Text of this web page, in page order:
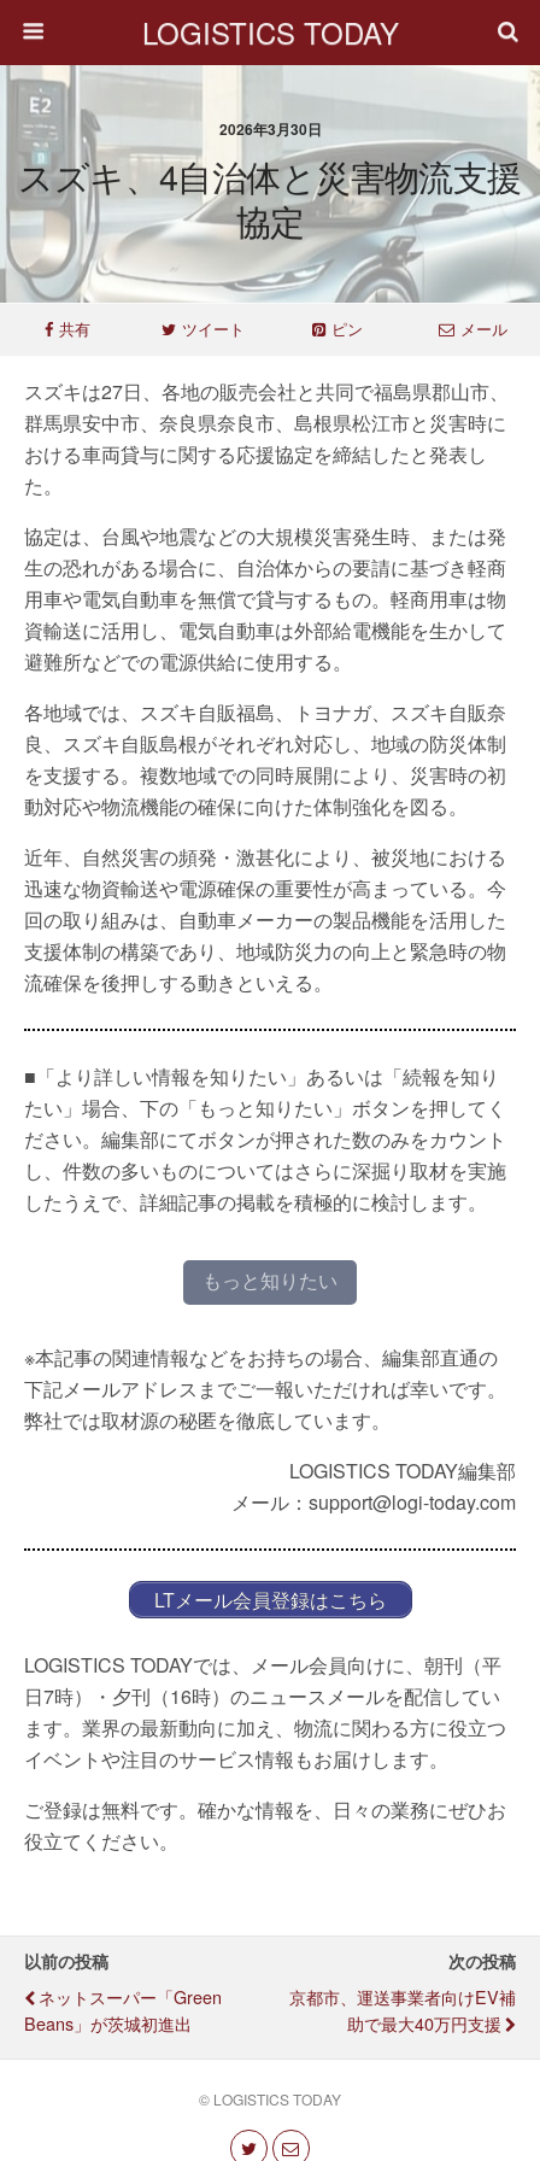
LOGISTICS TODAY
2026年3月30日
スズキ、4自治体と災害物流支援
協定
共有 ツイート ピン メール
スズキは27日、各地の販売会社と共同で福島県郡山市、
群馬県安中市、奈良県奈良市、島根県松江市と災害時に
おける車両貸与に関する応援協定を締結したと発表し
た。
協定は、台風や地震などの大規模災害発生時、または発
生の恐れがある場合に、自治体からの要請に基づき軽商
用車や電気自動車を無償で貸与するもの。軽商用車は物
資輸送に活用し、電気自動車は外部給電機能を生かして
避難所などでの電源供給に使用する。
各地域では、スズキ自販福島、トヨナガ、スズキ自販奈
良、スズキ自販島根がそれぞれ対応し、地域の防災体制
を支援する。複数地域での同時展開により、災害時の初
動対応や物流機能の確保に向けた体制強化を図る。
近年、自然災害の頻発・激甚化により、被災地における
迅速な物資輸送や電源確保の重要性が高まっている。今
回の取り組みは、自動車メーカーの製品機能を活用した
支援体制の構築であり、地域防災力の向上と緊急時の物
流確保を後押しする動きといえる。
■「より詳しい情報を知りたい」あるいは「続報を知り
たい」場合、下の「もっと知りたい」ボタンを押してく
ださい。編集部にてボタンが押された数のみをカウント
し、件数の多いものについてはさらに深掘り取材を実施
したうえで、詳細記事の掲載を積極的に検討します。
もっと知りたい
※本記事の関連情報などをお持ちの場合、編集部直通の
下記メールアドレスまでご一報いただければ幸いです。
弊社では取材源の秘匿を徹底しています。
LOGISTICS TODAY編集部
メール：support@logi-today.com
LTメール会員登録はこちら
LOGISTICS TODAYでは、メール会員向けに、朝刊（平
日7時）・夕刊（16時）のニュースメールを配信してい
ます。業界の最新動向に加え、物流に関わる方に役立つ
イベントや注目のサービス情報もお届けします。
ご登録は無料です。確かな情報を、日々の業務にぜひお
役立てください。
以前の投稿
ネットスーパー「Green
Beans」が茨城初進出
次の投稿
京都市、運送事業者向けEV補
助で最大40万円支援
© LOGISTICS TODAY